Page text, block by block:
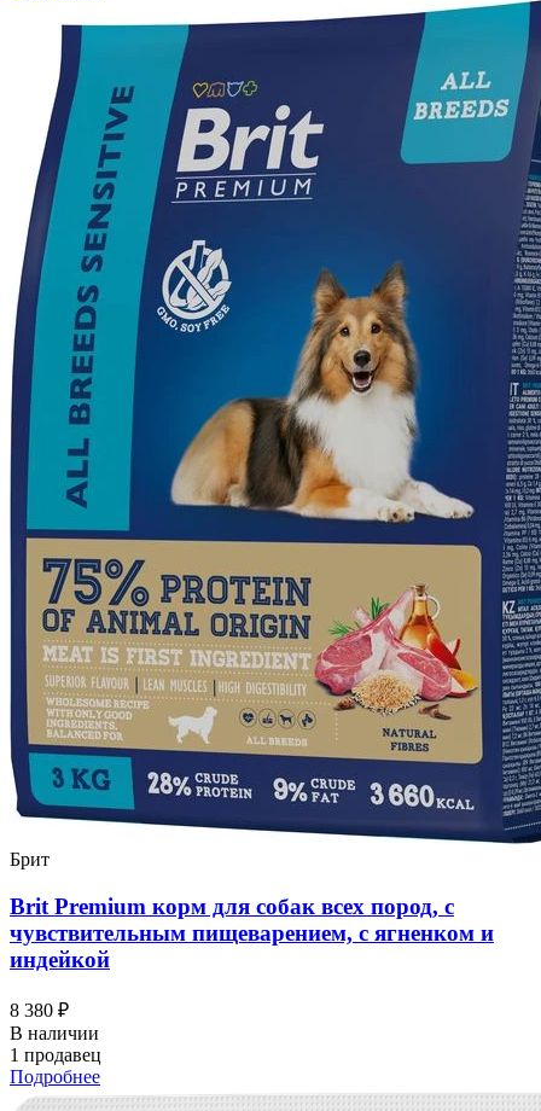
Брит
Brit Premium корм для собак всех пород, с
чувствительным пищеварением, с ягненком и
индейкой
8 380 ₽
В наличии
1 продавец
Подробнее